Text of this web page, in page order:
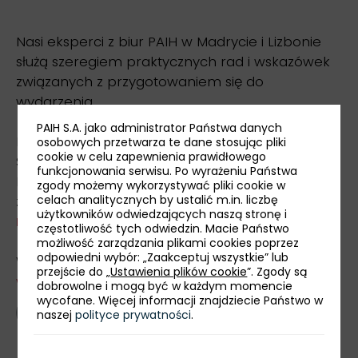
Nasi eksperci z biur PAIH w Madrycie i Lizbonie
służą szeregiem praktycznych rad i wskazówek
związanych z przygotowaniem się do
wydarzenia.
Firmy zainteresowane udziałem w targach
Salón Look i prezentacją oferty w ramach
Polskiego Stoiska Narodowego, zapraszamy do
zgłaszania się za pośrednictwemformularza
rejestracyjnegodo 30 września 2021 r.
Więcej informacji o targach:
www.ifema.es/en/salonlook.
powrót
PAIH S.A. jako administrator Państwa danych
osobowych przetwarza te dane stosując pliki
cookie w celu zapewnienia prawidłowego
funkcjonowania serwisu. Po wyrażeniu Państwa
zgody możemy wykorzystywać pliki cookie w
celach analitycznych by ustalić m.in. liczbę
użytkowników odwiedzających naszą stronę i
częstotliwość tych odwiedzin. Macie Państwo
możliwość zarządzania plikami cookies poprzez
odpowiedni wybór: „Zaakceptuj wszystkie” lub
przejście do „Ustawienia plików cookie”. Zgody są
dobrowolne i mogą być w każdym momencie
wycofane. Więcej informacji znajdziecie Państwo w
naszejpolityce prywatności.